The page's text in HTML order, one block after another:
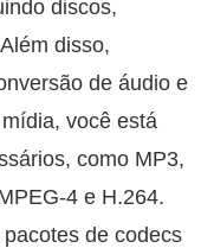
discos,
disso,
de áudio e
você está
como MP3,
4 e H.264.
de codecs